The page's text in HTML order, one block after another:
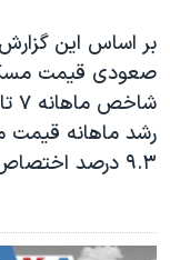
صعودی قیمت
۹.۳ درصد اختصاص یافت